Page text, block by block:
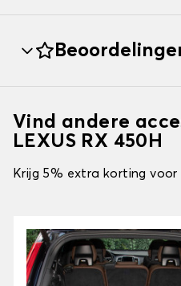
Vind andere
LEXUS RX 450H
Krijg 5% extra korting